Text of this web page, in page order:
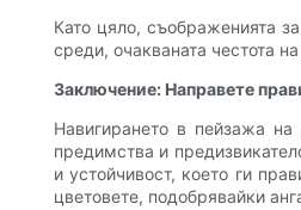
Като цяло, съображенията
среди, очакваната честота
Заключение: Направете
Навигирането в пейзажа на
предимства и
и устойчивост, което ги
цветовете, подобрявайки